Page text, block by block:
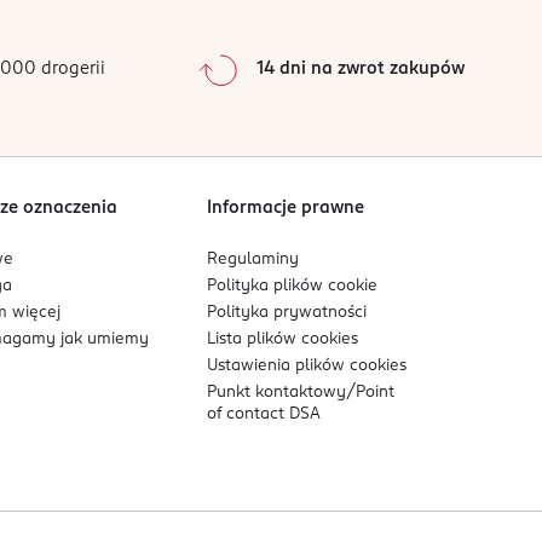
0%
Sortowanie wgdata: od najnowszej
drogerii 14 dni na zwrot zakupów
oznaczenia
więcej
jak umiemy
Informacje prawne
Regulaminy
Polityka plikówcookie
Polityka prywatności
Lista plikówcookies
Ustawienia plikówcookies
Punkt kontaktowy/ Point
of contact DSA